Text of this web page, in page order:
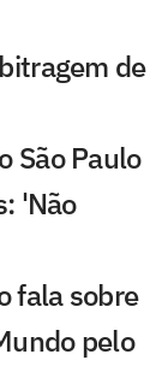
de
São Paulo
'Não
fala sobre
pelo